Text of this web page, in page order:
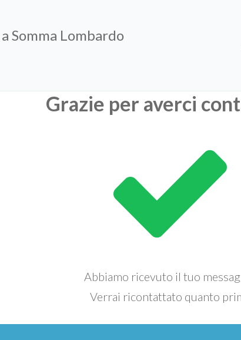
Somma Lombardo
Grazie per averci
Abbiamo ricevuto il tuo
Verrai ricontattato quanto